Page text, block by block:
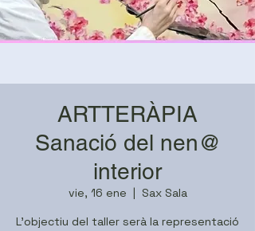
ARTTERÀPIA
Sanació del nen@
interior
vie, 16 ene
  |
Sax Sala
L'objectiu del taller serà la representació